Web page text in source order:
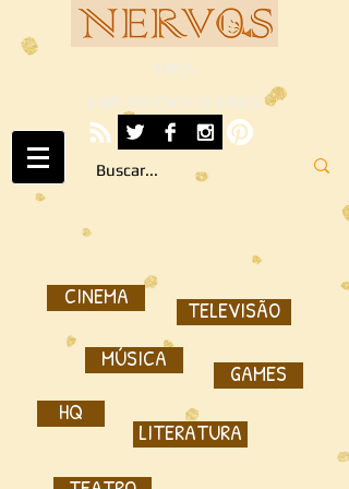
NERVOS
A ARTE SOB TODOS OS SENTIDOS
CINEMA
TELEVISÃO
MÚSICA
GAMES
HQ
LITERATURA